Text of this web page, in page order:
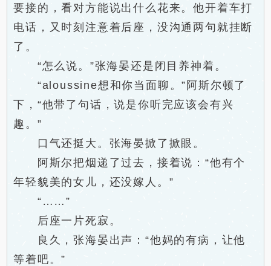
要接的，看对方能说出什么花来。他开着车打
电话，又时刻注意着后座，没沟通两句就挂断
了。
“怎么说。”张海晏还是闭目养神着。
“aloussine想和你当面聊。”阿斯尔顿了
下，“他带了句话，说是你听完应该会有兴
趣。”
口气还挺大。张海晏掀了掀眼。
阿斯尔把烟递了过去，接着说：“他有个
年轻貌美的女儿，还没嫁人。”
“……”
后座一片死寂。
良久，张海晏出声：“他妈的有病，让他
等着吧。”